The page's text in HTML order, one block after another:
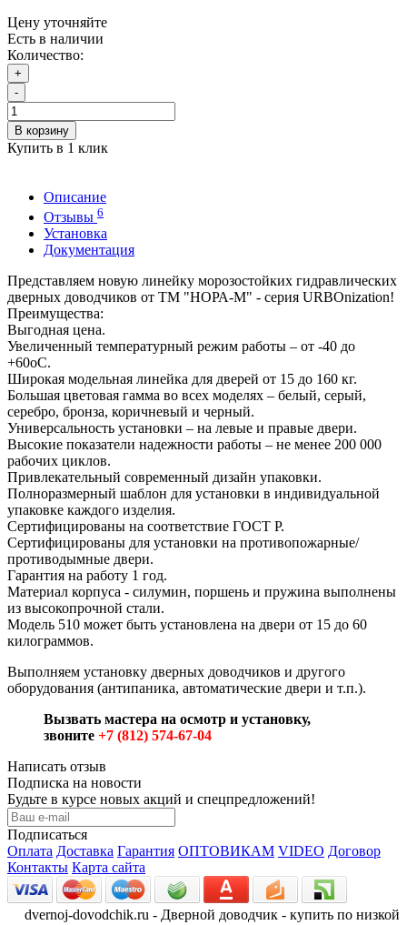
Цену уточняйте
Есть в наличии
Количество:
+
-
В корзину
Купить в 1 клик
Описание
Отзывы 6
Установка
Документация
Представляем новую линейку морозостойких гидравлических
дверных доводчиков от ТМ "НОРА-М" - серия URBOnization!
Преимущества:
Выгодная цена.
Увеличенный температурный режим работы – от -40 до
+60оС.
Широкая модельная линейка для дверей от 15 до 160 кг.
Большая цветовая гамма во всех моделях – белый, серый,
серебро, бронза, коричневый и черный.
Универсальность установки – на левые и правые двери.
Высокие показатели надежности работы – не менее 200 000
рабочих циклов.
Привлекательный современный дизайн упаковки.
Полноразмерный шаблон для установки в индивидуальной
упаковке каждого изделия.
Сертифицированы на соответствие ГОСТ Р.
Сертифицированы для установки на противопожарные/
противодымные двери.
Гарантия на работу 1 год.
Материал корпуса - силумин, поршень и пружина выполнены
из высокопрочной стали.
Модель 510 может быть установлена на двери от 15 до 60
килограммов.
Выполняем установку дверных доводчиков и другого
оборудования (антипаника, автоматические двери и т.п.).
Вызвать мастера на осмотр и установку,
звоните +7 (812) 574-67-04
Написать отзыв
Подписка на новости
Будьте в курсе новых акций и спецпредложений!
Подписаться
Оплата Доставка Гарантия ОПТОВИКАМ VIDEO Договор
Контакты Карта сайта
dvernoj-dovodchik.ru - Дверной доводчик - купить по низкой